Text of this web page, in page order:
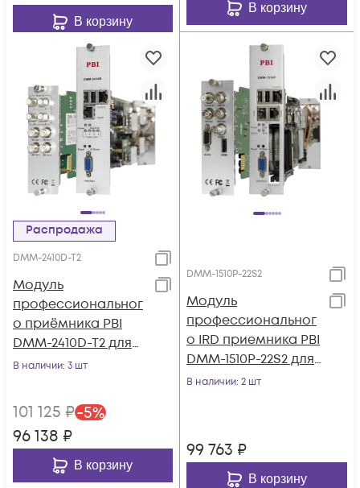
В корзину
В корзину
Распродажа
DMM-2410D-T2
Модуль
профессиональног
о приёмника PBI
DMM-2410D-T2 для
цифровой ГС PBI
В наличии: 3 шт
101 125 ₽-5%
96 138 ₽
В корзину
DMM-1510P-22S2
Модуль
профессиональног
о IRD приемника PBI
DMM-1510P-22S2 для
цифровой ГС PBI
В наличии: 2 шт
99 763 ₽
В корзину